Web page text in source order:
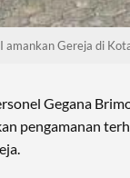
amankan Gereja di
Gegana
pengamanan